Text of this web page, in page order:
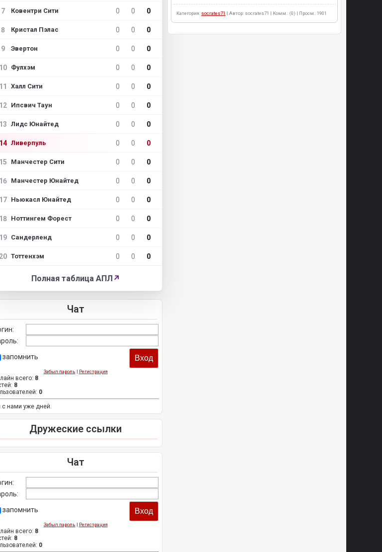
7 Ковентри Сити 0 0 0
8 Кристал Пэлас 0 0 0
9 Эвертон 0 0 0
10 Фулхэм 0 0 0
11 Халл Сити 0 0 0
12 Ипсвич Таун 0 0 0
13 Лидс Юнайтед 0 0 0
14 Ливерпуль 0 0 0
15 Манчестер Сити 0 0 0
16 Манчестер Юнайтед 0 0 0
17 Ньюкасл Юнайтед 0 0 0
18 Ноттингем Форест 0 0 0
19 Сандерленд 0 0 0
20 Тоттенхэм 0 0 0
Полная таблица АПЛ ↗
Чат
запомнить
Забыл пароль | Регистрация
всего: 8
8
0
с нами уже дней.
Дружеские ссылки
Чат
запомнить
Забыл пароль | Регистрация
всего: 8
8
0
Категория: socrates71 | Автор: socrates71 | Комм.: (0) | Просм.: 1901